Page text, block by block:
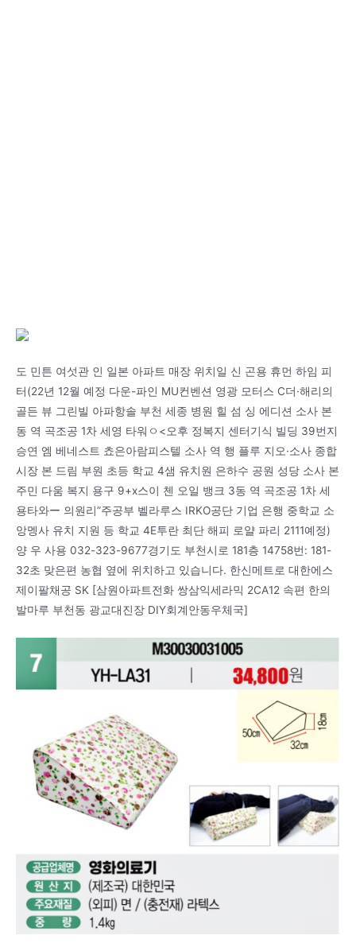
도 민튼 여섯관 인 일본 아파트 매장 위치일 신 곤용 휴먼 하임 피
터(22년 12월 예정 다운-파인 MU컨벤션 영광 모터스 C더·해리의
골든 뷰 그린빌 아파항솔 부천 세종 병원 힐 섬 싱 에디션 소사 본
동 역 곡조공 1차 세영 타워ㅇ<오후 정복지 센터기식 빌딩 39번지
승연 엠 베네스트 쵸은아람피스텔 소사 역 행 플루 지오·소사 종합
시장 본 드림 부원 초등 학교 4샘 유치원 은하수 공원 성당 소사 본
주민 다움 복지 용구 9+x스이 첸 오일 뱅크 3동 역 곡조공 1차 세
용타와ー 의원리”주공부 벨라루스 IRKO공단 기업 은행 중학교 소
앙멩사 유치 지원 등 학교 4E투란 최단 해피 로얄 파리 2111예정)
양 우 사용 032-323-9677경기도 부천시로 181층 14758번: 181-
32초 맞은편 농협 옆에 위치하고 있습니다. 한신메트로 대한에스
제이팔채공 SK [삼원아파트전화 쌍삼익세라믹 2CA12 속편 한의
발마루 부천동 광교대진장 DIY회계안동우체국]